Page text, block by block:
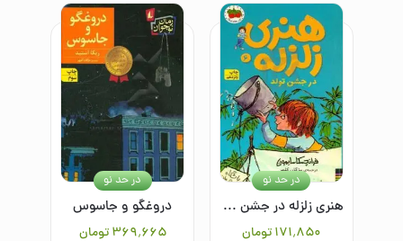
هنری زلزله در جشن تولد 6
۱۷۱٬۸۵۰تومان
در حد نو
دروغگو و جاسوس
۳۶۹٬۶۶۵ تومان
در حد نو